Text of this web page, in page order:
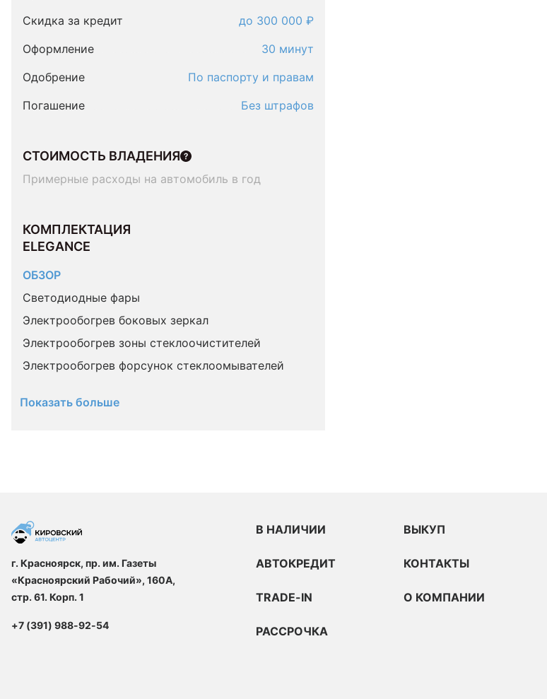
Скидка за кредит
до 300 000 ₽
Оформление
30 минут
Одобрение
По паспорту и правам
Погашение
Без штрафов
СТОИМОСТЬ ВЛАДЕНИЯ
Примерные расходы на автомобиль в год
КОМПЛЕКТАЦИЯ
ELEGANCE
ОБЗОР
Светодиодные фары
Электрообогрев боковых зеркал
Электрообогрев зоны стеклоочистителей
Электрообогрев форсунок стеклоомывателей
Показать больше
г. Красноярск, пр. им. Газеты
«Красноярский Рабочий», 160А,
стр. 61. Корп. 1
+7 (391) 988-92-54
В НАЛИЧИИ
АВТОКРЕДИТ
TRADE-IN
РАССРОЧКА
ВЫКУП
КОНТАКТЫ
О КОМПАНИИ